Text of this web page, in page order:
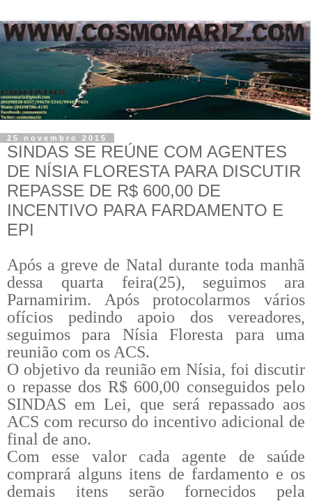
25 novembro 2015
SINDAS SE REÚNE COM AGENTES
DE NÍSIA FLORESTA PARA DISCUTIR
REPASSE DE R$ 600,00 DE
INCENTIVO PARA FARDAMENTO E
EPI
Após a greve de Natal durante toda manhã
dessa quarta feira(25), seguimos ara
Parnamirim. Após protocolarmos vários
ofícios pedindo apoio dos vereadores,
seguimos para Nísia Floresta para uma
reunião com os ACS.
O objetivo da reunião em Nísia, foi discutir
o repasse dos R$ 600,00 conseguidos pelo
SINDAS em Lei, que será repassado aos
ACS com recurso do incentivo adicional de
final de ano.
Com esse valor cada agente de saúde
comprará alguns itens de fardamento e os
demais itens serão fornecidos pela